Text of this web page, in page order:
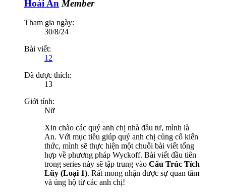
Hoài An Member
Tham gia ngày:
30/8/24
Bài viết:
12
Đã được thích:
13
Giới tính:
Nữ
Xin chào các quý anh chị nhà đầu tư, mình là
An. Với mục tiêu giúp quý anh chị củng cố kiến
thức, mình sẽ thực hiện một chuỗi bài viết tổng
hợp về phương pháp Wyckoff. Bài viết đầu tiên
trong series này sẽ tập trung vào Cấu Trúc Tích
Lũy (Loại 1). Rất mong nhận được sự quan tâm
và ủng hộ từ các anh chị!